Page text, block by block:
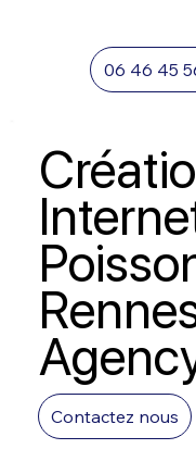
06 46 45
Contactez nous